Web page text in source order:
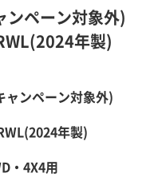
ンペーン対象外)
年製)
ンペーン対象外)
年製)
・4X4用